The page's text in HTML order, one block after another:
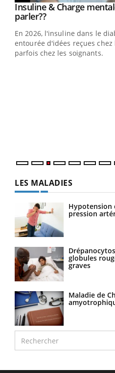
Youtube
Insuline & Charge
parler??Youtube
En 2026, l'insuline dans le
entourée d'idées reçues
parfois chez les soignants.
LES MALADIES
Hypotension
pression
globules
graves
Maladie de